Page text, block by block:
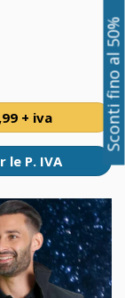
+ iva
le P. IVA
Sconti fino al 50%